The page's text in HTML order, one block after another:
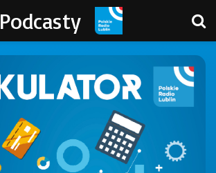
Podcasty